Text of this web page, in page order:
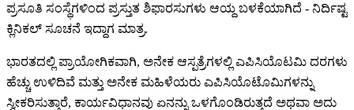
ಪ್ರಸೂತಿ ಸಂಸ್ಥೆಗಳಿಂದ ಪ್ರಸ್ತುತ ಶಿಫಾರಸುಗಳು ಆಯ್ದ ಬಳಕೆಯಾಗಿದೆ - ನಿರ್ದಿಷ್ಟ
ಕ್ಲಿನಿಕಲ್ ಸೂಚನೆ ಇದ್ದಾಗ ಮಾತ್ರ.
ಭಾರತದಲ್ಲಿ ಪ್ರಾಯೋಗಿಕವಾಗಿ, ಅನೇಕ ಆಸ್ಪತ್ರೆಗಳಲ್ಲಿ ಎಪಿಸಿಯೊಟಮಿ ದರಗಳು
ಹೆಚ್ಚು ಉಳಿದಿವೆ ಮತ್ತು ಅನೇಕ ಮಹಿಳೆಯರು ಎಪಿಸಿಯೊಟೊಮಿಗಳನ್ನು
ಸ್ವೀಕರಿಸುತ್ತಾರೆ, ಕಾರ್ಯವಿಧಾನವು ಏನನ್ನು ಒಳಗೊಂಡಿರುತ್ತದೆ ಅಥವಾ ಅದು